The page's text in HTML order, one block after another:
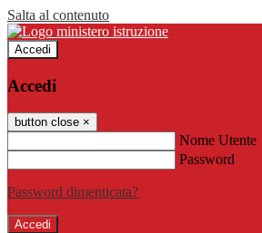
Salta al contenuto
Accedi
Accedi
button close ×
Nome Utente
Password
Password dimenticata?